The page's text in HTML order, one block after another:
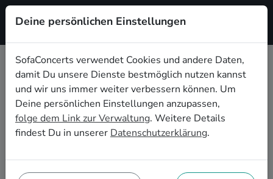
Registrieren
Lounge Live-Musik für den 60.
Geburtstag in Seattle
Schon wieder ist ein Jahrzehnt vergangen und Dein
nächster runder Geburtstag steht an? Ein Konzert ist
eine ganz besondere Art und Weise zu feiern. Ob
Deine persönlichen Einstellungen
SofaConcerts verwendet Cookies und andere Daten,
damit Du unsere Dienste bestmöglich nutzen kannst
und wir uns immer weiter verbessern können. Um
Deine persönlichen Einstellungen anzupassen,
folge dem Link zur Verwaltung. Weitere Details
findest Du in unserer Datenschutzerklärung.